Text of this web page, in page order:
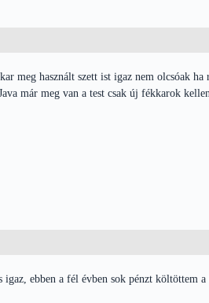
meg használt szett ist igaz nem olcsóak
már meg van a test csak új fékkarok
ebben a fél évben sok pénzt költöttem